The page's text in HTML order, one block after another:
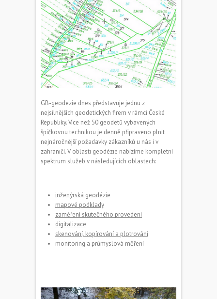
GB-geodezie dnes představuje jednu z
nejsilnějších geodetických firem v rámci České
Republiky. Více než 50 geodetů vybavených
špičkovou technikou je denně připraveno plnit
nejnáročnější požadavky zákazníků u nás i v
zahraničí. V oblasti geodézie nabízíme kompletní
spektrum služeb v následujících oblastech:
inženýrská geodézie
mapové podklady
zaměření skutečného provedení
digitalizace
skenování, kopírování a plotrování
monitoring a průmyslová měření